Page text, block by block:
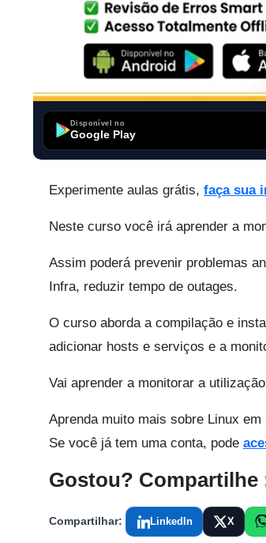
Disponível no
Google Play
Experimente aulas grátis, faça sua
Neste curso você irá aprender a
Assim poderá prevenir problemas
Infra, reduzir tempo de outages.
O curso aborda a compilação e
adicionar hosts e serviços e a
Vai aprender a monitorar a
Aprenda muito mais sobre Linux
Se você já tem uma conta, pode
Gostou? Compartilhe
Compartilhar: LinkedIn X